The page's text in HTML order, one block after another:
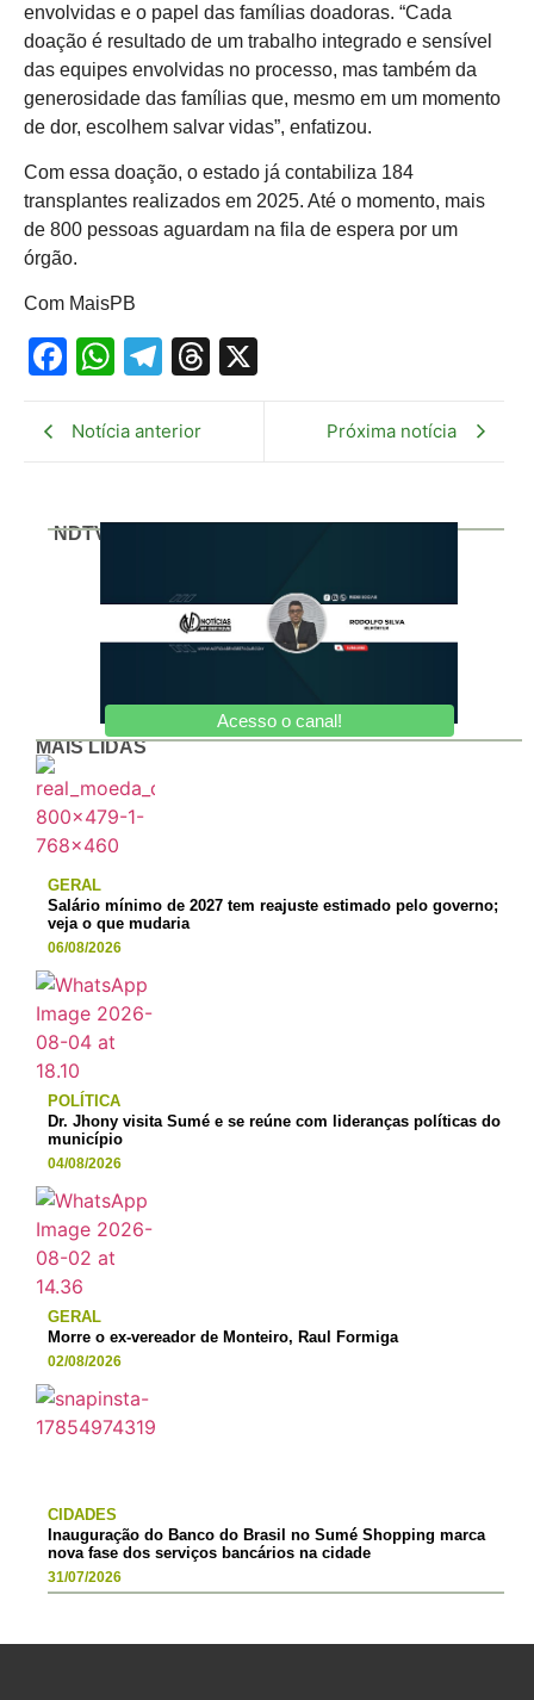
envolvidas e o papel das famílias doadoras. “Cada
doação é resultado de um trabalho integrado e sensível
das equipes envolvidas no processo, mas também da
generosidade das famílias que, mesmo em um momento
de dor, escolhem salvar vidas”, enfatizou.
Com essa doação, o estado já contabiliza 184
transplantes realizados em 2025. Até o momento, mais
de 800 pessoas aguardam na fila de espera por um
órgão.
Com MaisPB
Facebook
WhatsApp
Telegram
Threads
Notícia anterior Próxima notícia
NDTV
Acesso o canal!
MAIS LIDAS
GERAL
Salário mínimo de 2027 tem reajuste estimado pelo governo;
veja o que mudaria
06/08/2026
POLÍTICA
Dr. Jhony visita Sumé e se reúne com lideranças políticas do
município
04/08/2026
GERAL
Morre o ex-vereador de Monteiro, Raul Formiga
02/08/2026
CIDADES
Inauguração do Banco do Brasil no Sumé Shopping marca
nova fase dos serviços bancários na cidade
31/07/2026